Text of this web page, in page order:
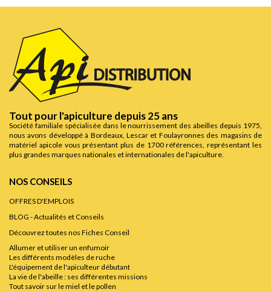
Tout pour l'apiculture depuis 25 ans
Société familiale spécialisée dans le nourrissement des abeilles depuis 1975,
nous avons développé à Bordeaux, Lescar et Foulayronnes des magasins de
matériel apicole vous présentant plus de 1700 références, représentant les
plus grandes marques nationales et internationales de l'apiculture.
NOS CONSEILS
OFFRES D'EMPLOIS
BLOG - Actualités et Conseils
Découvrez toutes nos Fiches Conseil
Allumer et utiliser un enfumoir
Les différents modèles de ruche
L'équipement de l'apiculteur débutant
La vie de l'abeille : ses différentes missions
Tout savoir sur le miel et le pollen